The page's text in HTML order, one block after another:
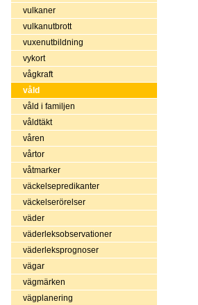
vulkaner
vulkanutbrott
vuxenutbildning
vykort
vågkraft
våld
våld i familjen
våldtäkt
våren
vårtor
våtmarker
väckelsepredikanter
väckelserörelser
väder
väderleksobservationer
väderleksprognoser
vägar
vägmärken
vägplanering